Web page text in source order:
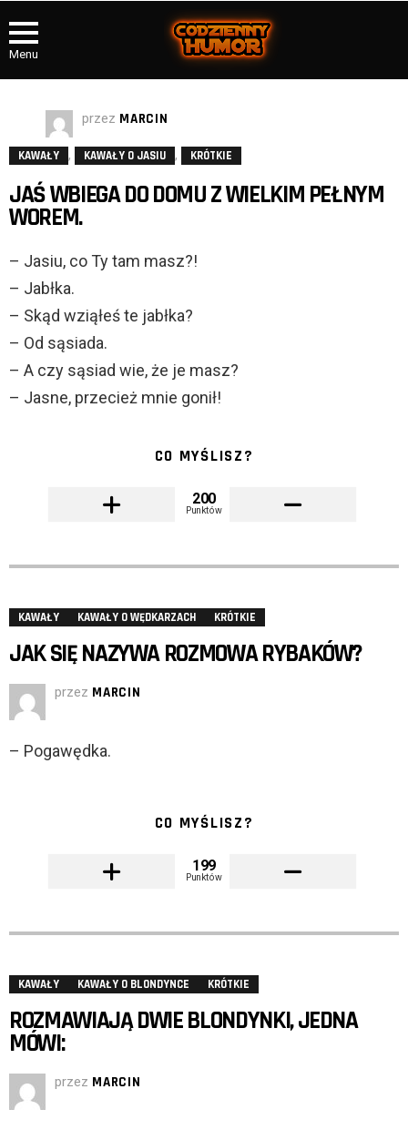
Menu
przez MARCIN
KAWAŁY , KAWAŁY O JASIU , KRÓTKIE
JAŚ WBIEGA DO DOMU Z WIELKIM PEŁNYM
WOREM.
– Jasiu, co Ty tam masz?!
– Jabłka.
– Skąd wziąłeś te jabłka?
– Od sąsiada.
– A czy sąsiad wie, że je masz?
– Jasne, przecież mnie gonił!
CO MYŚLISZ?
200
Punktów
KAWAŁY KAWAŁY O WĘDKARZACH KRÓTKIE
JAK SIĘ NAZYWA ROZMOWA RYBAKÓW?
przez MARCIN
– Pogawędka.
CO MYŚLISZ?
199
Punktów
KAWAŁY KAWAŁY O BLONDYNCE KRÓTKIE
ROZMAWIAJĄ DWIE BLONDYNKI, JEDNA
MÓWI:
przez MARCIN